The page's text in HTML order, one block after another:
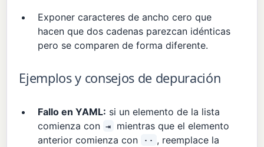
Exponer caracteres de ancho cero que
hacen que dos cadenas parezcan idénticas
pero se comparen de forma diferente.
Ejemplos y consejos de depuración
Fallo en YAML: si un elemento de la lista
comienza con ⇥
mientras que el elemento
anterior comienza con
·· , reemplace la